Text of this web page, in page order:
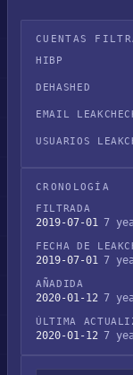
CUENTAS
HIBP
DEHASHED
EMAIL
USUARIOS
CRONOLOGÍA
FILTRADA
2019-07-01 7
FECHA DE
2019-07-01 7
AÑADIDA
2020-01-12 7
ÚLTIMA
2020-01-12 7